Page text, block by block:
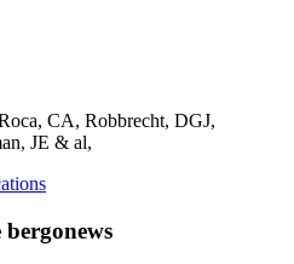
CA, Robbrecht, DGJ,
JE & al,